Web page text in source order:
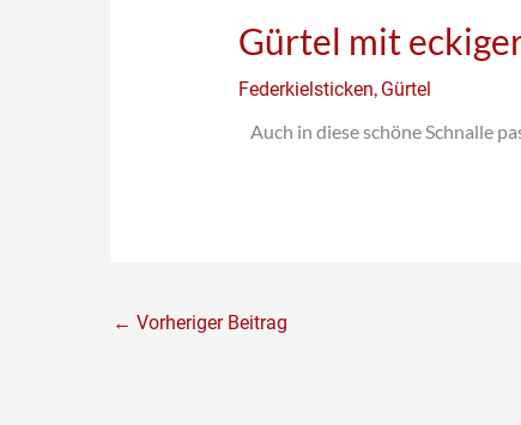
Gürtel mit
Federkielsticken, Gürtel
Auch in diese schöne Schnalle
← Vorheriger Beitrag